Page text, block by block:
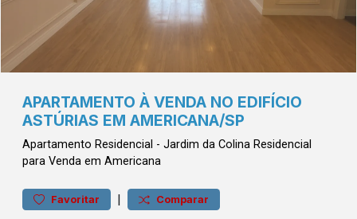
APARTAMENTO À VENDA NO EDIFÍCIO
ASTÚRIAS EM AMERICANA/SP
Apartamento Residencial - Jardim da Colina Residencial
para Venda em Americana
Favoritar | Comparar